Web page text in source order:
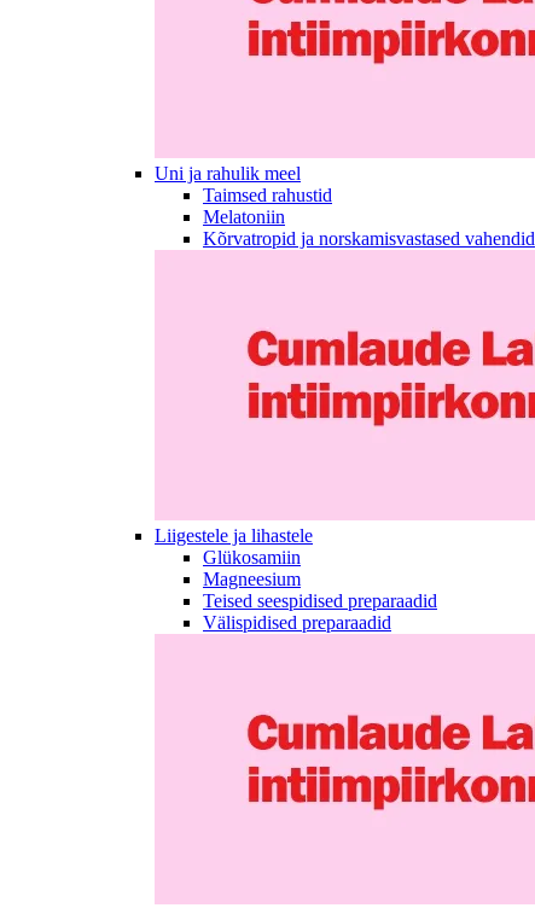
Uni ja rahulik meel
Taimsed rahustid
Melatoniin
Kõrvatropid ja norskamisvastased vahendid
Liigestele ja lihastele
Glükosamiin
Magneesium
Teised seespidised preparaadid
Välispidised preparaadid